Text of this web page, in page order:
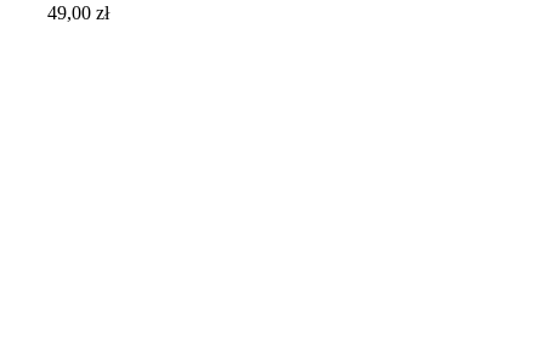
49,00zł